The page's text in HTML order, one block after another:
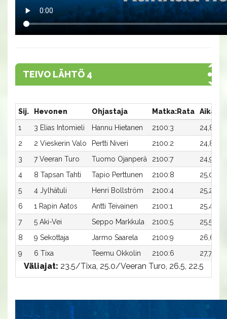
TEIVO LÄHTÖ 4
Sij. Hevonen Ohjastaja Matka:Rata Aika
1
3 Elias Intomieli Hannu Hietanen 2100:3 24,8a
2
2 Vieskerin Valo Pertti Niveri 2100:2 24,8ax
3
7 Veeran Turo Tuomo Ojanperä 2100:7 24,9a
4
8 Tapsan Tahti Tapio Perttunen 2100:8 25,0a
5
4 Jylhätuli Henri Bollström 2100:4 25,2a
6
1 Rapin Aatos Antti Teivainen 2100:1 25,4a
7
5 Aki-Vei Seppo Markkula 2100:5 25,5a
8
9 Sekottaja Jarmo Saarela 2100:9 26,6a
9
6 Tixa Teemu Okkolin 2100:6 27,7a
Väliajat: 23.5/Tixa, 25.0/Veeran Turo, 26.5, 22.5